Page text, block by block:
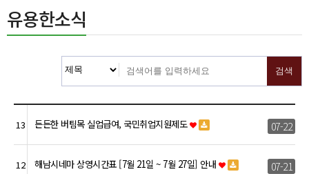
유용한소식
검색
13 든든한 버팀목 실업급여, 국민취업지원제도 07-22
12 해남시네마 상영시간표 [7월 21일 ~ 7월 27일] 안내 07-21